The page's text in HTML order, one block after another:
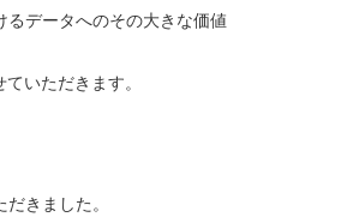
データへのその大きな価値
いただきます。
きました。